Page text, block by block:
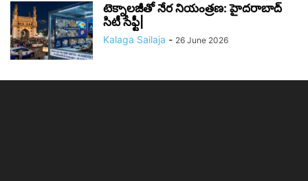
టెక్నాలజీతో నేర నియంత్రణ: హైదరాబాద్
సిటీ సేఫ్టీ|
Kalaga Sailaja - 26 June 2026